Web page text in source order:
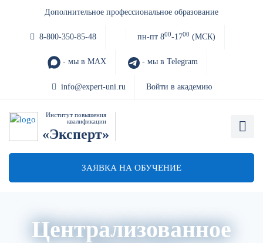
Дополнительное профессиональное образование
8-800-350-85-48 пн-пт 800-1700 (МСК)
- мы в MAX - мы в Telegram
info@expert-uni.ru Войти в академию
Институт повышения
квалификации
«Эксперт»
ЗАЯВКА НА ОБУЧЕНИЕ
Централизованное